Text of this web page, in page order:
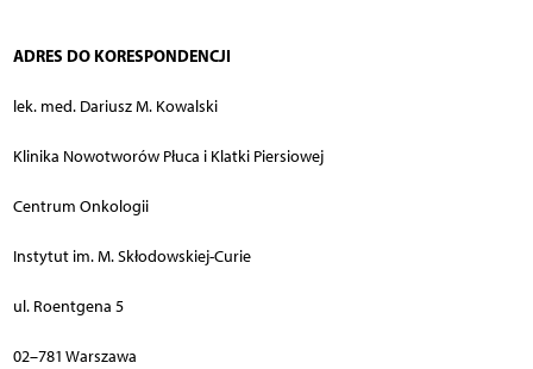
ADRES DO KORESPONDENCJI
lek. med. Dariusz M. Kowalski
Klinika Nowotworów Płuca i Klatki Piersiowej
Centrum Onkologii
Instytut im. M. Skłodowskiej-Curie
ul. Roentgena 5
02–781 Warszawa